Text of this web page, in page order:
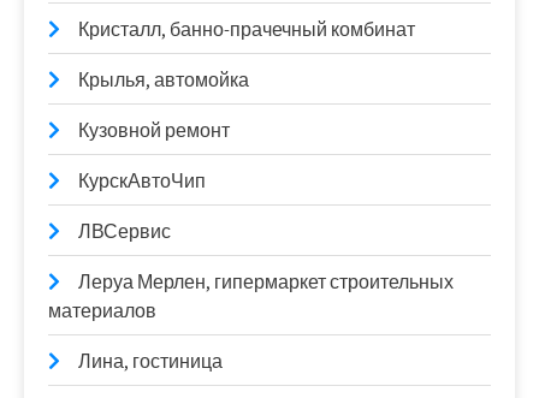
Кристалл, банно-прачечный комбинат
Крылья, автомойка
Кузовной ремонт
КурскАвтоЧип
ЛВСервис
Леруа Мерлен, гипермаркет строительных
материалов
Лина, гостиница